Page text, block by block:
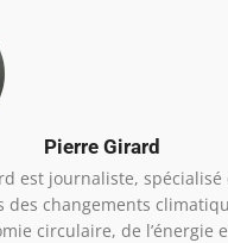
Pierre Girard
est journaliste, spécialisé
des changements
circulaire, de l’énergie